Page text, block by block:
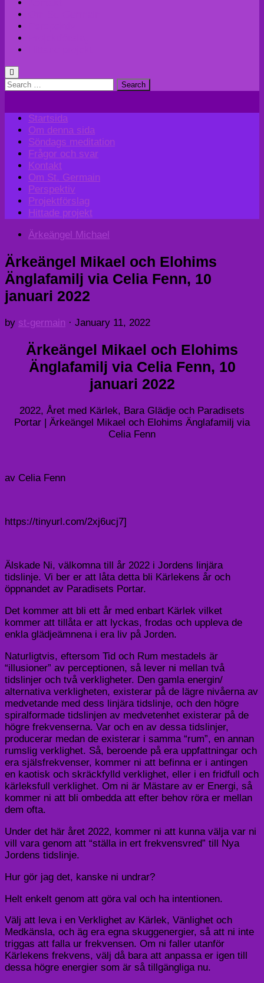
Search
Startsida
Om denna sida
Söndags meditation
Frågor och svar
Kontakt
Om St. Germain
Perspektiv
Projektförslag
Hittade projekt
Ärkeängel Michael
Ärkeängel Mikael och Elohims
Änglafamilj via Celia Fenn, 10
januari 2022
by st-germain · January 11, 2022
Ärkeängel Mikael och Elohims
Änglafamilj via Celia Fenn, 10
januari 2022
2022, Året med Kärlek, Bara Glädje och Paradisets
Portar | Ärkeängel Mikael och Elohims Änglafamilj via
Celia Fenn
av Celia Fenn
https://tinyurl.com/2xj6ucj7]
Älskade Ni, välkomna till år 2022 i Jordens linjära
tidslinje. Vi ber er att låta detta bli Kärlekens år och
öppnandet av Paradisets Portar.
Det kommer att bli ett år med enbart Kärlek vilket
kommer att tillåta er att lyckas, frodas och uppleva de
enkla glädjeämnena i era liv på Jorden.
Naturligtvis, eftersom Tid och Rum mestadels är
“illusioner” av perceptionen, så lever ni mellan två
tidslinjer och två verkligheter. Den gamla energin/
alternativa verkligheten, existerar på de lägre nivåerna av
medvetande med dess linjära tidslinje, och den högre
spiralformade tidslinjen av medvetenhet existerar på de
högre frekvenserna. Var och en av dessa tidslinjer,
producerar medan de existerar i samma “rum”, en annan
rumslig verklighet. Så, beroende på era uppfattningar och
era själsfrekvenser, kommer ni att befinna er i antingen
en kaotisk och skräckfylld verklighet, eller i en fridfull och
kärleksfull verklighet. Om ni är Mästare av er Energi, så
kommer ni att bli ombedda att efter behov röra er mellan
dem ofta.
Under det här året 2022, kommer ni att kunna välja var ni
vill vara genom att “ställa in ert frekvensvred” till Nya
Jordens tidslinje.
Hur gör jag det, kanske ni undrar?
Helt enkelt genom att göra val och ha intentionen.
Välj att leva i en Verklighet av Kärlek, Vänlighet och
Medkänsla, och äg era egna skuggenergier, så att ni inte
triggas att falla ur frekvensen. Om ni faller utanför
Kärlekens frekvens, välj då bara att anpassa er igen till
dessa högre energier som är så tillgängliga nu.